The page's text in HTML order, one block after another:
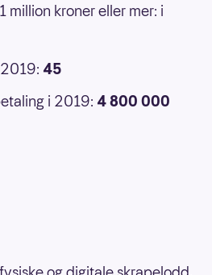
million kroner eller mer: i
45
i 2019: 4 800 000